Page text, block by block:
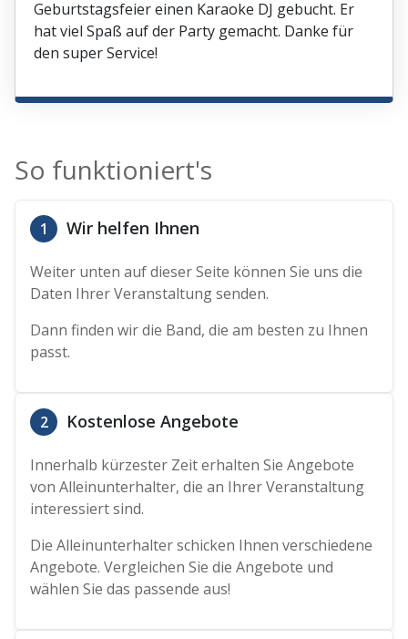
Geburtstagsfeier einen Karaoke DJ gebucht. Er
hat viel Spaß auf der Party gemacht. Danke für
den super Service!
So funktioniert's
1 Wir helfen Ihnen
Weiter unten auf dieser Seite können Sie uns die
Daten Ihrer Veranstaltung senden.
Dann finden wir die Band, die am besten zu Ihnen
passt.
2 Kostenlose Angebote
Innerhalb kürzester Zeit erhalten Sie Angebote
von Alleinunterhalter, die an Ihrer Veranstaltung
interessiert sind.
Die Alleinunterhalter schicken Ihnen verschiedene
Angebote. Vergleichen Sie die Angebote und
wählen Sie das passende aus!